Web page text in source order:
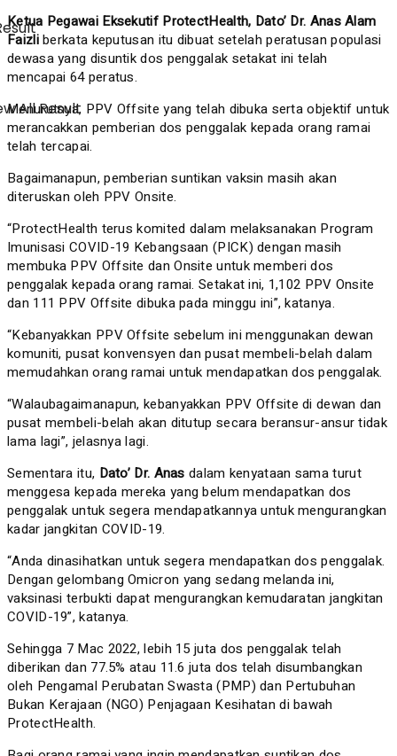
All Result
Ketua Pegawai Eksekutif ProtectHealth, Dato’ Dr. Anas Alam
Faizliberkata keputusan itu dibuat setelah peratusan populasi
dewasa yang disuntik dos penggalak setakat ini telah
mencapai 64 peratus.
Menurutnya, PPV Offsite yang telah dibuka serta objektif untuk
merancakkan pemberian dos penggalak kepada orang ramai
telah tercapai.
Bagaimanapun, pemberian suntikan vaksin masih akan
diteruskan oleh PPV Onsite.
“ProtectHealth terus komited dalam melaksanakan Program
Imunisasi COVID-19 Kebangsaan (PICK) dengan masih
membuka PPV Offsite dan Onsite untuk memberi dos
penggalak kepada orang ramai. Setakat ini, 1,102 PPV Onsite
dan 111 PPV Offsite dibuka pada minggu ini”, katanya.
“Kebanyakkan PPV Offsite sebelum ini menggunakan dewan
komuniti, pusat konvensyen dan pusat membeli-belah dalam
memudahkan orang ramai untuk mendapatkan dos penggalak.
“Walaubagaimanapun, kebanyakkan PPV Offsite di dewan dan
pusat membeli-belah akan ditutup secara beransur-ansur tidak
lama lagi”, jelasnya lagi.
Sementara itu, Dato’ Dr. Anas dalam kenyataan sama turut
menggesa kepada mereka yang belum mendapatkan dos
penggalak untuk segera mendapatkannya untuk mengurangkan
kadar jangkitan COVID-19.
“Anda dinasihatkan untuk segera mendapatkan dos penggalak.
Dengan gelombang Omicron yang sedang melanda ini,
vaksinasi terbukti dapat mengurangkan kemudaratan jangkitan
COVID-19”, katanya.
Sehingga 7 Mac 2022, lebih 15 juta dos penggalak telah
diberikan dan 77.5% atau 11.6 juta dos telah disumbangkan
oleh Pengamal Perubatan Swasta (PMP) dan Pertubuhan
Bukan Kerajaan (NGO) Penjagaan Kesihatan di bawah
ProtectHealth.